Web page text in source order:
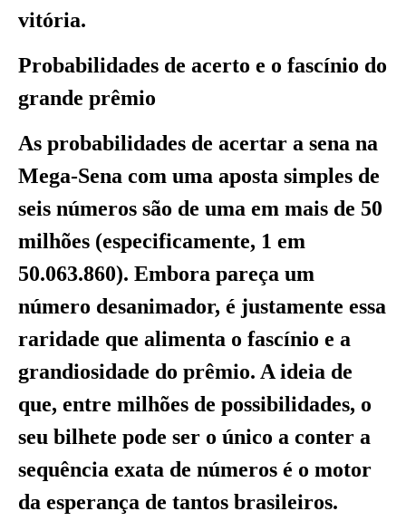
vitória.
Probabilidades de acerto e o fascínio do
grande prêmio
As probabilidades de acertar a sena na
Mega-Sena com uma aposta simples de
seis números são de uma em mais de 50
milhões (especificamente, 1 em
50.063.860). Embora pareça um
número desanimador, é justamente essa
raridade que alimenta o fascínio e a
grandiosidade do prêmio. A ideia de
que, entre milhões de possibilidades, o
seu bilhete pode ser o único a conter a
sequência exata de números é o motor
da esperança de tantos brasileiros.